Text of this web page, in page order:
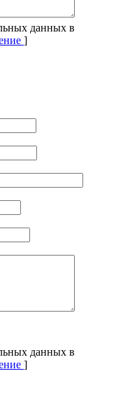
данных в
]
данных в
]